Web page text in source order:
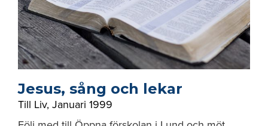
Jesus, sång och lekar
Till Liv, Januari 1999